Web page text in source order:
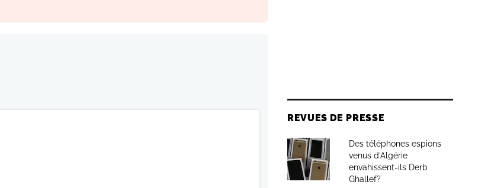
REVUES DE PRESSE
Des téléphones espions
venus d’Algérie
envahissent-ils Derb
Ghallef?